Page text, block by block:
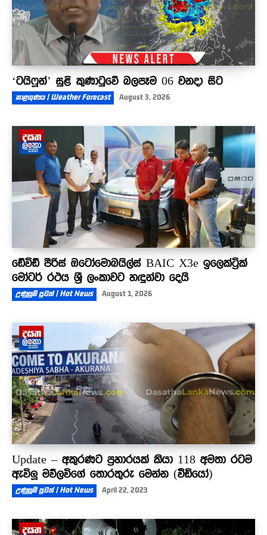
‘ටයිෆූන්’ සුළි කුණාටුවේ බලපෑම 06 වනදා සිට
කාළගුණය | Weather Forecast August 3, 2026
ඩේවිඩ් පීරිස් ඔටෝමොබයිල්ස් BAIC X3e ඉලෙක්ට්‍රික්
මෝටර් රථය ශ්‍රී ලංකාවට හඳුන්වා දෙයි
උණුසුම් පුවත් | Hot News August 1, 2026
Update – අකුරණට ප්‍රහාරයක් කියා 118 අමතා රටම
ඇවිලූ මව්ලවිගේ තොරතුරු මෙන්න (වීඩියෝ)
උණුසුම් පුවත් | Hot News April 22, 2023